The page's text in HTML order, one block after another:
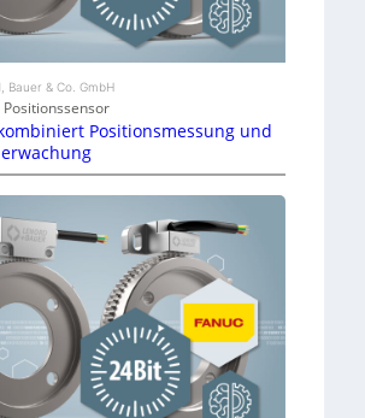
Bauer & Co. GmbH
Positionsmessung und